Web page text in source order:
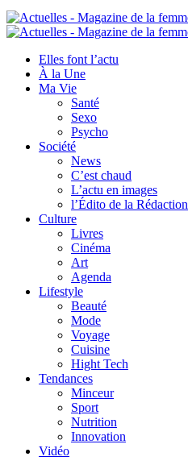
Elles font l’actu
À la Une
Ma Vie
Santé
Sexo
Psycho
Société
News
C’est chaud
L’actu en images
l’Édito de la Rédaction
Culture
Livres
Cinéma
Art
Agenda
Lifestyle
Beauté
Mode
Voyage
Cuisine
Hight Tech
Tendances
Minceur
Sport
Nutrition
Innovation
Vidéo